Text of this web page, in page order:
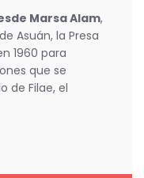
Marsa Alam,
Asuán, la Presa
1960 para
que se
de Filae, el